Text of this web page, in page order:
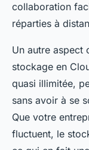
collaboration
réparties à
Un autre aspect
stockage en
quasi illimitée,
sans avoir à se
Que votre
fluctuent, le